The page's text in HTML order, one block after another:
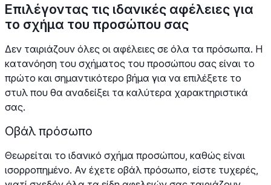
Επιλέγοντας τις ιδανικές αφέλειες για
το σχήμα του προσώπου σας
Δεν ταιριάζουν όλες οι αφέλειες σε όλα τα πρόσωπα. Η
κατανόηση του σχήματος του προσώπου σας είναι το
πρώτο και σημαντικότερο βήμα για να επιλέξετε το
στυλ που θα αναδείξει τα καλύτερα χαρακτηριστικά
σας.
Οβάλ πρόσωπο
Θεωρείται το ιδανικό σχήμα προσώπου, καθώς είναι
ισορροπημένο. Αν έχετε οβάλ πρόσωπο, είστε τυχερές,